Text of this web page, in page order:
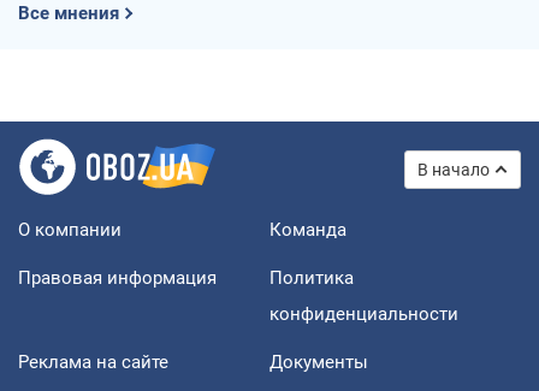
Все мнения
В начало
О компании Команда
Правовая информация
Политика
конфиденциальности
Реклама на сайте Документы